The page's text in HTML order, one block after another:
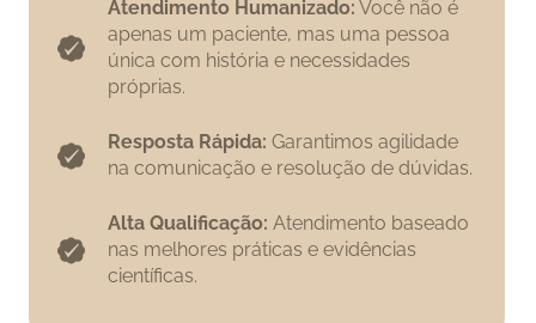
Atendimento Humanizado: Você não é
apenas um paciente, mas uma pessoa
única com história e necessidades
próprias.
Resposta Rápida: Garantimos agilidade
na comunicação e resolução de dúvidas.
Alta Qualificação: Atendimento baseado
nas melhores práticas e evidências
científicas.